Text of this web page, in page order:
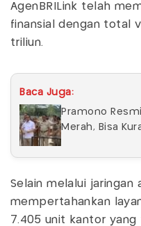
AgenBRILink telah
finansial dengan total
triliun.
Baca Juga:
Pramono
Merah, Bisa
Selain melalui jaringan
mempertahankan
7.405 unit kantor